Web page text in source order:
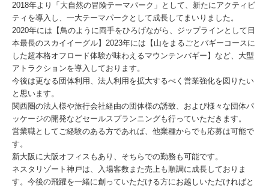
2018年より「大自然の冒険テーマパーク」として、新たにアクティビ
ティを導入し、一大テーマパークとして成長してまいりました。
2020年には【鳥のように両手をひろげながら、ジップラインとして日
本最長のスカイイーグル】2023年には【山をまるごとバギーコースに
した超本格オフロード体験が味わえるマウンテンバギー】など、大型
アトラクションを導入しております。
今後は更なる団体利用、法人利用を拡大するべく営業強化を図りたい
と思います。
関西圏の法人様や旅行会社経由の団体様の誘致、および様々な団体パ
ッケージの開発などセールスプランニングも行っていただきます。
営業職としてご経験のある方であれば、他業種からでも応募は可能で
す。
新大阪に大阪オフィスもあり、そちらでの勤務も可能です。
ネスタリゾート神戸は、入場客数また売上も順調に成長しておりま
す。今後の飛躍を一緒に創っていただける方にお越しいただければと